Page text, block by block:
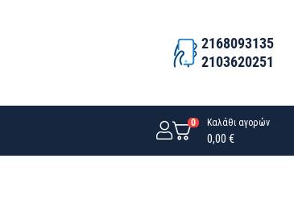
2168093135
2103620251
0 Καλάθι αγορών
0,00 €